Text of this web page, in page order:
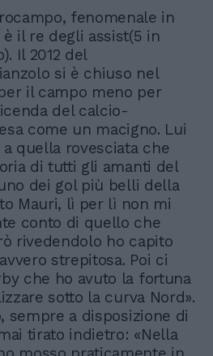
fenomenale in
il re degli assist(5 in
Il 2012 del
si è chiuso nel
il campo meno per
del calcio-
come un macigno. Lui
quella rovesciata che
di tutti gli amanti del
dei gol più belli della
Mauri, lì per lì non mi
conto di quello che
rivedendolo ho capito
strepitosa. Poi ci
che ho avuto la fortuna
sotto la curva Nord».
sempre a disposizione di
tirato indietro: «Nella